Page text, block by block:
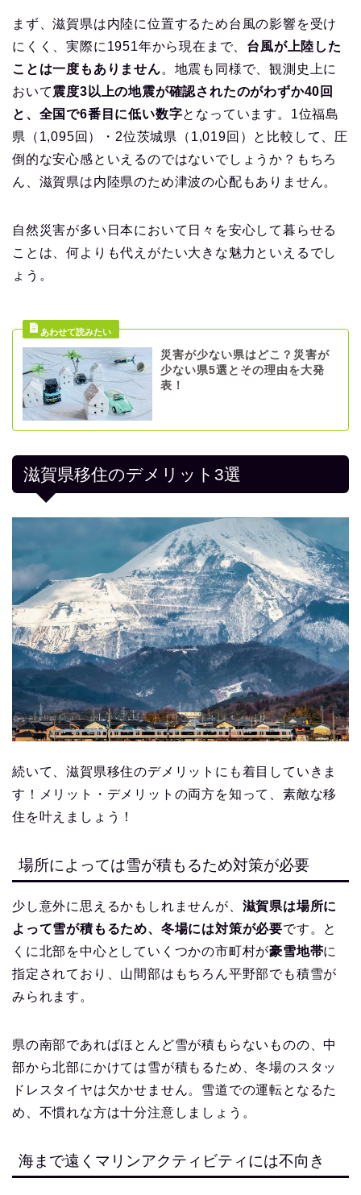
まず、滋賀県は内陸に位置するため台風の影響を受け
にくく、実際に1951年から現在まで、 台風が上陸した
ことは一度もありません。地震も同様で、観測史上に
おいて震度3以上の地震が確認されたのがわずか40回
と、全国で6番目に低い数字となっています。1位福島
県（1,095回）・2位茨城県（1,019回）と比較して、圧
倒的な安心感といえるのではないでしょうか？もちろ
ん、滋賀県は内陸県のため津波の心配もありません。
自然災害が多い日本において日々を安心して暮らせる
ことは、何よりも代えがたい大きな魅力といえるでし
ょう。
災害が少ない県はどこ？災害が
少ない県5選とその理由を大発
表！
滋賀県移住のデメリット3選
続いて、滋賀県移住のデメリットにも着目していきま
す！メリット・デメリットの両方を知って、素敵な移
住を叶えましょう！
場所によっては雪が積もるため対策が必要
少し意外に思えるかもしれませんが、 滋賀県は場所に
よって雪が積もるため、冬場には対策が必要です。と
くに北部を中心としていくつかの市町村が豪雪地帯に
指定されており、山間部はもちろん平野部でも積雪が
みられます。
県の南部であればほとんど雪が積もらないものの、中
部から北部にかけては雪が積もるため、冬場のスタッ
ドレスタイヤは欠かせません。雪道での運転となるた
め、不慣れな方は十分注意しましょう。
海まで遠くマリンアクティビティには不向き